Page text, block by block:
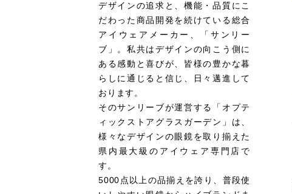
デザインの追求と、機能・品質にこ
だわった商品開発を続けている総合
アイウェアメーカー、「サンリー
ブ」。私共はデザインの向こう側に
ある感動と喜びが、皆様の豊かな暮
らしに通じると信じ、日々邁進して
おります。
そのサンリーブが運営する「オプテ
ィックストアグラスガーデン」は、
様々なデザインの眼鏡を取り揃えた
県内最大級のアイウェア専門店で
す。
5000点以上の品揃えを誇り、普段使